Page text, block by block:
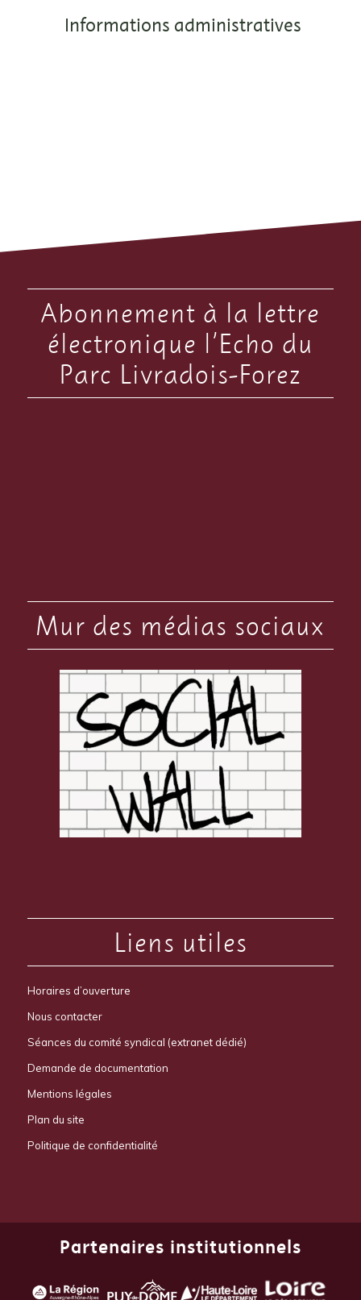
Informations administratives
Abonnement à la lettre
électronique l’Echo du
Parc Livradois-Forez
Mur des médias sociaux
Liens utiles
Horaires d’ouverture
Nous contacter
Séances du comité syndical (extranet dédié)
Demande de documentation
Mentions légales
Plan du site
Politique de confidentialité
Partenaires institutionnels